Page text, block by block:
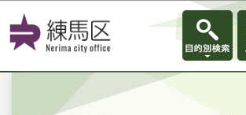
このページの本文へ移動